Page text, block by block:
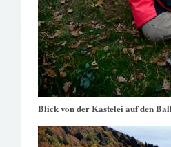
Blick von der Kastelei auf den